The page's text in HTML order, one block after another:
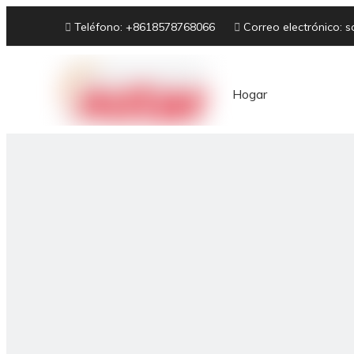
 Teléfono: +8618578768066  Correo electrónico:
Hogar